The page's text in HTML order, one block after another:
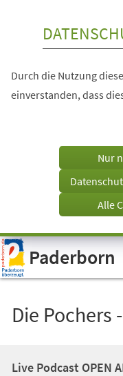
Visuelle
Assistenzsoftware
öffnen.
Durch die Nutzung
einverstanden, dass
Nur
Alle
Paderborn
Die Pochers
Live Podcast OPEN